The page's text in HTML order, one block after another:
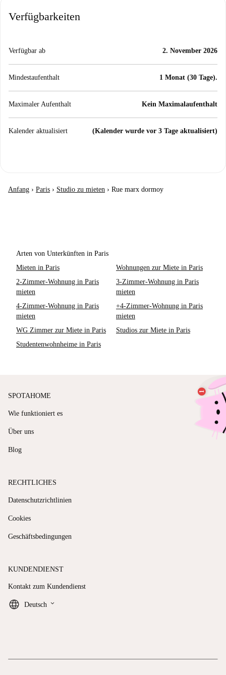
Verfügbarkeiten
Verfügbar ab 2. November 2026
Mindestaufenthalt 1 Monat (30 Tage).
Maximaler Aufenthalt Kein Maximalaufenthalt
Kalender aktualisiert (Kalender wurde vor 3 Tage aktualisiert)
Anfang › Paris › Studio zu mieten › Rue marx dormoy
Arten von Unterkünften in Paris
Mieten in Paris
Wohnungen zur Miete in Paris
2-Zimmer-Wohnung in Paris
mieten
3-Zimmer-Wohnung in Paris
mieten
4-Zimmer-Wohnung in Paris
mieten
+4-Zimmer-Wohnung in Paris
mieten
WG Zimmer zur Miete in Paris
Studios zur Miete in Paris
Studentenwohnheime in Paris
SPOTAHOME
Wie funktioniert es
Über uns
Blog
RECHTLICHES
Datenschutzrichtlinien
Cookies
Geschäftsbedingungen
KUNDENDIENST
Kontakt zum Kundendienst
Deutsch keyboard_arrow_down